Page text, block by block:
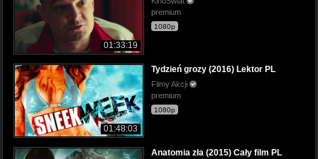
01:33:19
premium
1080p
01:48:03
Tydzień grozy (2016) Lektor PL
Filmy Akcji
premium
1080p
Anatomia zła (2015) Cały film PL